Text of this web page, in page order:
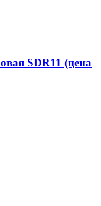
SDR11 (цена